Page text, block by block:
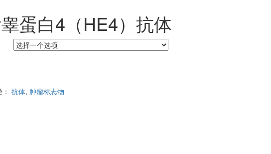
蛋白4（HE4）抗体
抗体, 肿瘤标志物